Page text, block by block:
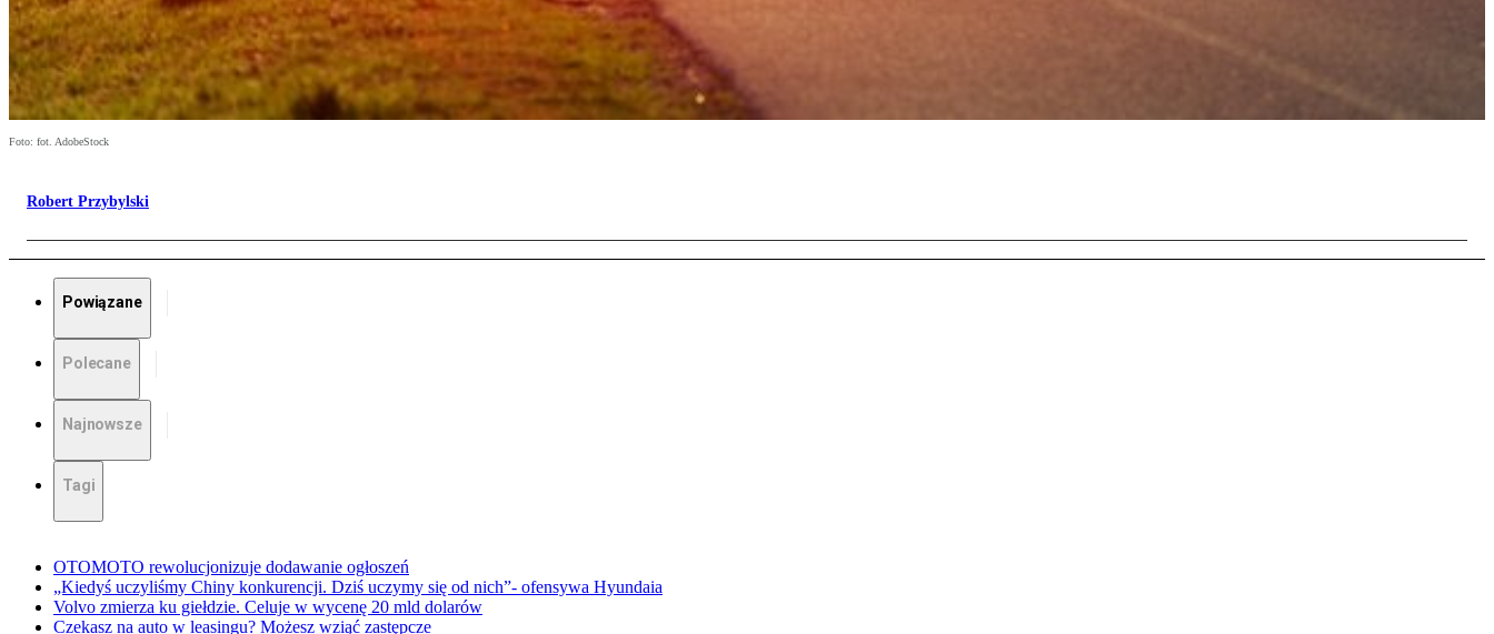
Foto: fot. AdobeStock
Robert Przybylski
Powiązane
Polecane
Najnowsze
Tagi
OTOMOTO rewolucjonizuje dodawanie ogłoszeń
„Kiedyś uczyliśmy Chiny konkurencji. Dziś uczymy się od nich”- ofensywa Hyundaia
Volvo zmierza ku giełdzie. Celuje w wycenę 20 mld dolarów
Czekasz na auto w leasingu? Możesz wziąć zastępcze